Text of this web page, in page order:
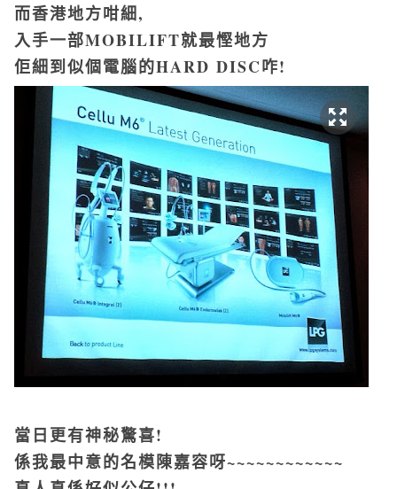
而香港地方咁細,
入手一部MOBILIFT就最慳地方
佢細到似個電腦的HARD DISC咋!
當日更有神秘驚喜!
係我最中意的名模陳嘉容呀~~~~~~~~~~~~